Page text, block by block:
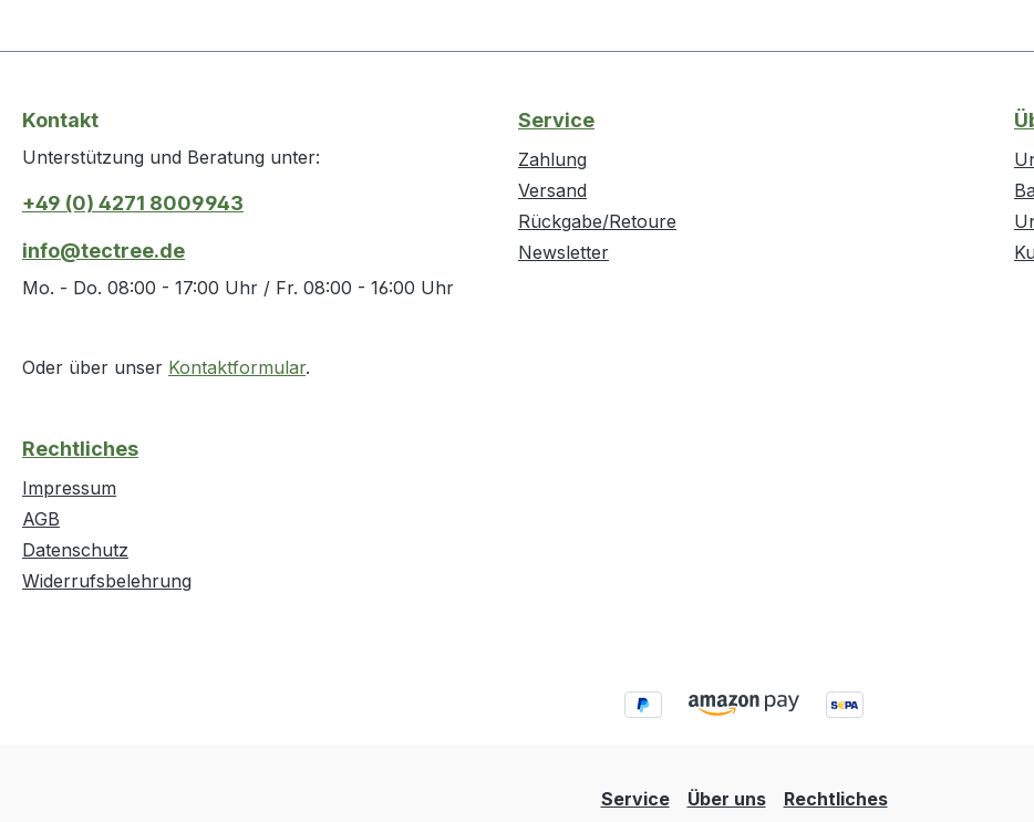
Kontakt
Unterstützung und Beratung unter:
+49 (0) 4271 8009943
info@tectree.de
Mo. - Do. 08:00 - 17:00 Uhr / Fr. 08:00 - 16:00 Uhr
Oder über unser Kontaktformular.
Service
Zahlung
Versand
Rückgabe/Retoure
Newsletter
Rechtliches
Impressum
AGB
Datenschutz
Widerrufsbelehrung
Service Über uns Rechtliches